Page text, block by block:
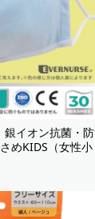
銀イオン抗菌・防
KIDS（女性小